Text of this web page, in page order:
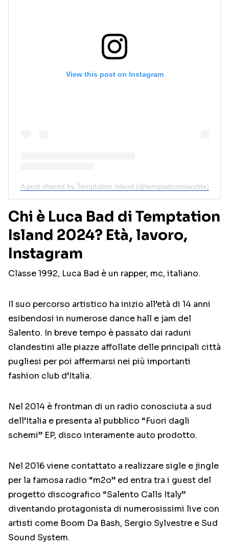
View this post on Instagram
A post shared by Temptation Island (@temptationislandita)
Chi è Luca Bad di Temptation
Island 2024? Età, lavoro,
Instagram
Classe 1992, Luca Bad è un rapper, mc, italiano.
Il suo percorso artistico ha inizio all’età di 14 anni
esibendosi in numerose dance hall e jam del
Salento. In breve tempo è passato dai raduni
clandestini alle piazze affollate delle principali città
pugliesi per poi affermarsi nei più importanti
fashion club d’Italia.
Nel 2014 è frontman di un radio conosciuta a sud
dell’Italia e presenta al pubblico “Fuori dagli
schemi” EP, disco interamente auto prodotto.
Nel 2016 viene contattato a realizzare sigle e jingle
per la famosa radio “m2o” ed entra tra i guest del
progetto discografico “Salento Calls Italy”
diventando protagonista di numerosissimi live con
artisti come Boom Da Bash, Sergio Sylvestre e Sud
Sound System.